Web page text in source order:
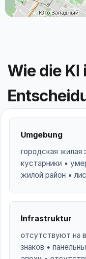
Wie die KI
Umgebung
городская жилая
кустарники •
жилой район •
Infrastruktur
отсутствуют на
знаков •